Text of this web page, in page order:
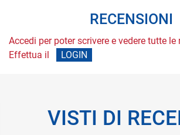
RECENSIONI
Accedi per poter scrivere e vedere tutte le
Effettua il
LOGIN
VISTI DI